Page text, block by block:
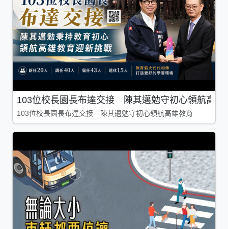
103位校長園長布達交接 陳其邁勉守初心領航高雄
103位校長園長布達交接 陳其邁勉守初心領航高雄教育